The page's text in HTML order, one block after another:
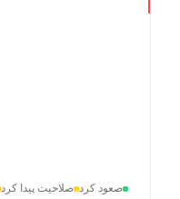
صعود کرد صلاحیت پیدا کرد